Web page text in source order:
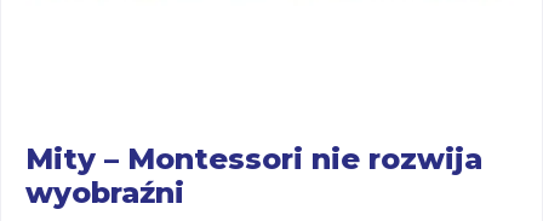
Mity – Montessori nie rozwija
wyobraźni